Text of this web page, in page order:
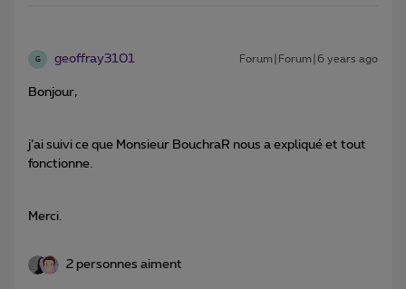
G geoffray3101 Forum|Forum|6 years ago
Bonjour,
j’ai suivi ce que Monsieur BouchraR nous a expliqué et tout
fonctionne.
Merci.
2 personnes aiment